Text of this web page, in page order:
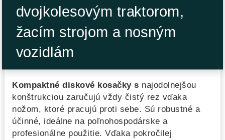
dvojkolesovým traktorom,
žacím strojom a nosným
vozidlám
Kompaktné diskové kosačky s najodolnejšou
konštrukciou zaručujú vždy čistý rez vďaka
nožom, ktoré pracujú proti sebe. Sú robustné a
účinné, ideálne na poľnohospodárske a
profesionálne použitie. Vďaka pokročilej